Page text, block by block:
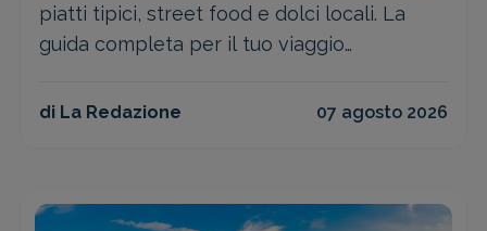
piatti tipici, street food e dolci locali. La
guida completa per il tuo viaggio
di La Redazione 07 agosto 2026